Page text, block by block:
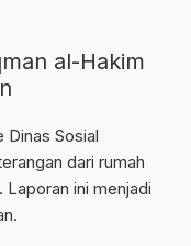
al-Hakim
Dinas Sosial
dari rumah
ini menjadi